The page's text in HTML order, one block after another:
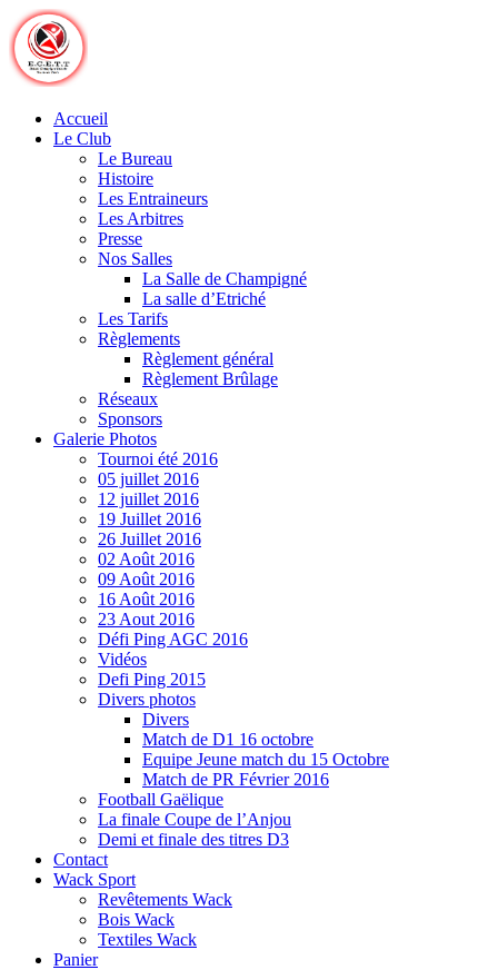
Skip
to
content
Accueil
Le Club
Le Bureau
Histoire
Les Entraineurs
Les Arbitres
Presse
Nos Salles
La Salle de Champigné
La salle d’Etriché
Les Tarifs
Règlements
Règlement général
Règlement Brûlage
Réseaux
Sponsors
Galerie Photos
Tournoi été 2016
05 juillet 2016
12 juillet 2016
19 Juillet 2016
26 Juillet 2016
02 Août 2016
09 Août 2016
16 Août 2016
23 Aout 2016
Défi Ping AGC 2016
Vidéos
Defi Ping 2015
Divers photos
Divers
Match de D1 16 octobre
Equipe Jeune match du 15 Octobre
Match de PR Février 2016
Football Gaëlique
La finale Coupe de l’Anjou
Demi et finale des titres D3
Contact
Wack Sport
Revêtements Wack
Bois Wack
Textiles Wack
Panier